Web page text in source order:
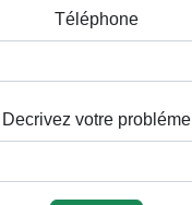
Téléphone
Decrivez votre probléme